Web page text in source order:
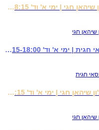
2026 קראטה מתקדם ילדים (5-6) - ג'ון שיהאן חגי | ימי א' וד' 17:15-18:15
2026 קראטה מתח' ילדים (4-6) - סנסאי חגית | ימי א' וד' 17:15-18:00
2026 קראטה מתקדם ילדים (9-12) - ג'ון שיהאן חגי | ימי א' וד' 18:15-19:15